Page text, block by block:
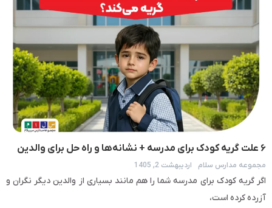
۶ علت گریه کودک برای مدرسه + نشانه‌ها و راه حل برای والدین
مجموعه مدارس سلام اردیبهشت 2, 1405
اگر گریه کودک برای مدرسه شما را هم مانند بسیاری از والدین دیگر نگران و
آزرده کرده است،